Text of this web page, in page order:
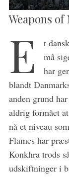
Weapons
E
t
må
har
blandt
anden grund
aldrig formået
nå et niveau
Flames har
Konkhra trods
udskiftninger i